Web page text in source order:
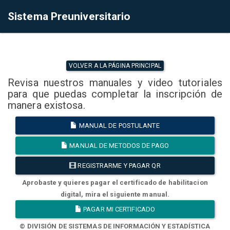
Sistema Preuniversitario
VOLVER A LA PÁGINA PRINCIPAL
Revisa nuestros manuales y video tutoriales
para que puedas completar la inscripción de
manera existosa.
MANUAL DE POSTULANTE
MANUAL DE METODOS DE PAGO
REGISTRARME Y PAGAR QR
Aprobaste y quieres pagar el certificado de habilitacion
digital, mira el siguiente manual.
PAGAR MI CERTIFICADO
© DIVISIÓN DE SISTEMAS DE INFORMACIÓN Y ESTADÍSTICA